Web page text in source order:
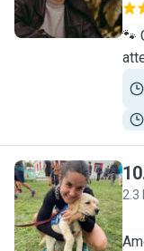
🐾
L
10
2.3